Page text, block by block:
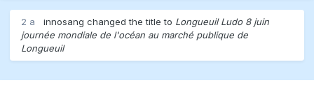
2 a innosang changed the title to Longueuil Ludo 8 juin
journée mondiale de l'océan au marché publique de
Longueuil